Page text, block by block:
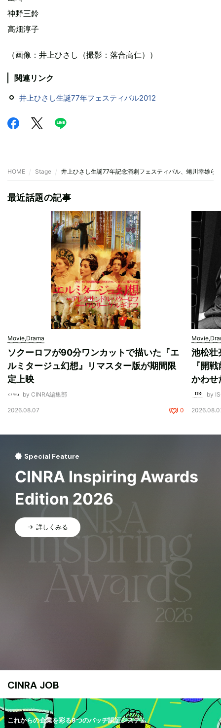
神野三鈴
高畑淳子
（画像：井上ひさし（撮影：落合高仁））
関連リンク
井上ひさし生誕77年フェスティバル2012
HOME Stage 井上ひさし生誕77年記念演劇フェスティバル、蜷川幸雄ら
最近話題の記事
Movie,Drama
ソクーロフが90分ワンカットで描いた『エ
ルミタージュ幻想』リマスター版が期間限
定上映
by CINRA編集部
2026.08.07 0
池松壮
『開
かわせ
by
Special Feature
CINRA Inspiring Awards
Edition 2026
詳しくみる
CINRA JOB
これからの企業を彩る9つのバッヂ認証システム